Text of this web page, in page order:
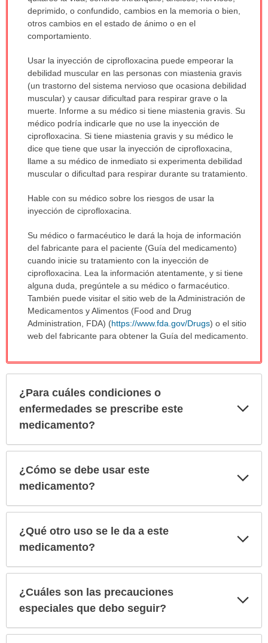
deprimido, o confundido, cambios en la memoria o bien,
otros cambios en el estado de ánimo o en el
comportamiento.
Usar la inyección de ciprofloxacina puede empeorar la
debilidad muscular en las personas con miastenia gravis
(un trastorno del sistema nervioso que ocasiona debilidad
muscular) y causar dificultad para respirar grave o la
muerte. Informe a su médico si tiene miastenia gravis. Su
médico podría indicarle que no use la inyección de
ciprofloxacina. Si tiene miastenia gravis y su médico le
dice que tiene que usar la inyección de ciprofloxacina,
llame a su médico de inmediato si experimenta debilidad
muscular o dificultad para respirar durante su tratamiento.
Hable con su médico sobre los riesgos de usar la
inyección de ciprofloxacina.
Su médico o farmacéutico le dará la hoja de información
del fabricante para el paciente (Guía del medicamento)
cuando inicie su tratamiento con la inyección de
ciprofloxacina. Lea la información atentamente, y si tiene
alguna duda, pregúntele a su médico o farmacéutico.
También puede visitar el sitio web de la Administración de
Medicamentos y Alimentos (Food and Drug
Administration, FDA) (https://www.fda.gov/Drugs) o el sitio
web del fabricante para obtener la Guía del medicamento.
¿Para cuáles condiciones o
enfermedades se prescribe este
medicamento?
¿Cómo se debe usar este
medicamento?
¿Qué otro uso se le da a este
medicamento?
¿Cuáles son las precauciones
especiales que debo seguir?